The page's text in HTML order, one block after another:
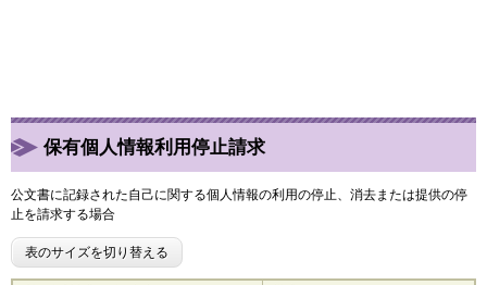
保有個人情報利用停止請求
公文書に記録された自己に関する個人情報の利用の停止、消去または提供の停
止を請求する場合
表のサイズを切り替える